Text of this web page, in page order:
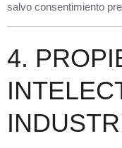
salvo consentimiento
4.